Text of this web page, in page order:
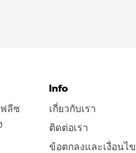
ฟลีซ
Info
เกี่ยวกับเรา
ติดต่อเรา
ข้อตกลงและเงื่อนไข